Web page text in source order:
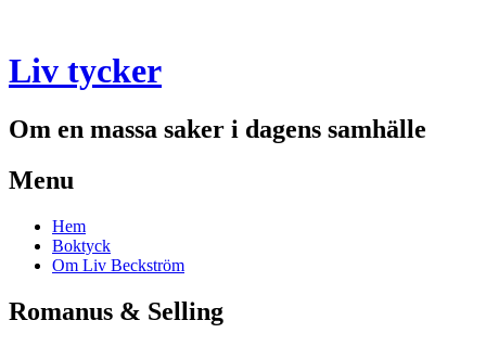
Liv tycker
Om en massa saker i dagens samhälle
Menu
Skip
content
Hem
Boktyck
Om Liv Beckström
Romanus & Selling